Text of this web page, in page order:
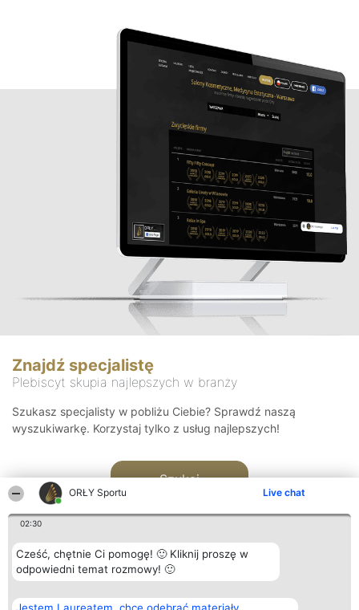
ORŁY Sportu Live chat
02:30
Cześć, chętnie Ci pomogę! 🙂 Kliknij proszę w
odpowiedni temat rozmowy! 🙂
Znajdź specjalistę
Plebiscyt skupia najlepszych w branży
Szukasz specjalisty w pobliżu Ciebie? Sprawdź naszą
wyszukiwarkę. Korzystaj tylko z usług najlepszych!
Szukaj
Organizator plebiscytu Plebiscyt Kontakt